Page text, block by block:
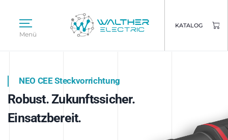
Menü
KATALOG
Intelligente Stromverteilung
NEO CEE Steckvorrichtung
Robust. Zukunftssicher.
Einsatzbereit.
Intelligenz trifft Energie.